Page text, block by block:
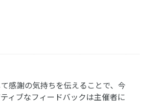
感謝の気持ちを伝えることで、今
ィブなフィードバックは主催者に